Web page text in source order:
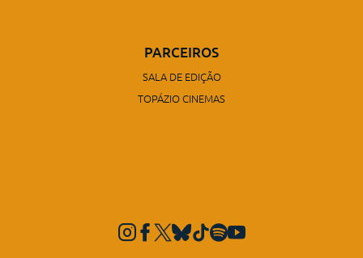
PARCEIROS
SALA DE EDIÇÃO
TOPÁZIO CINEMAS